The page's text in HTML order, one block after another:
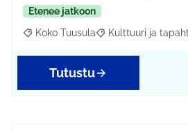
Etenee jatkoon
Rajaa tulokset aihepiirin mukaan:
Koko Tuusula Rajaa tulokset
Kulttuuri ja
Tutustu